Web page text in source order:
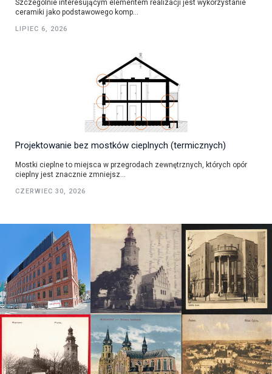
Szczególnie interesującym elementem realizacji jest wykorzystanie
ceramiki jako podstawowego komp...
LIPIEC 6, 2026
Projektowanie bez mostków cieplnych (termicznych)
Mostki cieplne to miejsca w przegrodach zewnętrznych, których opór
cieplny jest znacznie zmniejsz...
CZERWIEC 30, 2026